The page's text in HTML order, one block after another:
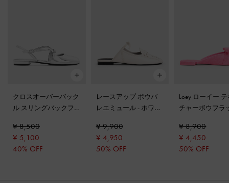
クロスオーバーバック
ル スリングバックフ
¥ 8,500
¥ 5,100
40% OFF
レースアップ ボウバ
レエミュール- ホワイ
¥ 9,900
¥ 4,950
50% OFF
Loey ローイー
チャーボウフラ
¥ 8,900
¥ 4,450
50% OFF